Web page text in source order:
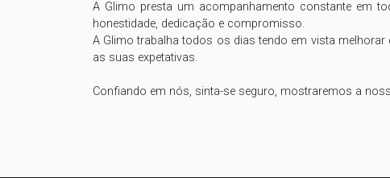
A Glimo presta um acompanhamento constante em
honestidade, dedicação e compromisso.
A Glimo trabalha todos os dias tendo em vista
as suas expetativas.
Confiando em nós, sinta-se seguro, mostraremos a